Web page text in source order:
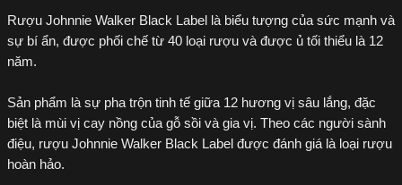
Rượu Johnnie Walker Black Label là biểu tượng của sức mạnh và
sự bí ẩn, được phối chế từ 40 loại rượu và được ủ tối thiểu là 12
năm.
Sản phẩm là sự pha trộn tinh tế giữa 12 hương vị sâu lắng, đặc
biệt là mùi vị cay nồng của gỗ sồi và gia vị. Theo các người sành
điệu, rượu Johnnie Walker Black Label được đánh giá là loại rượu
hoàn hảo.